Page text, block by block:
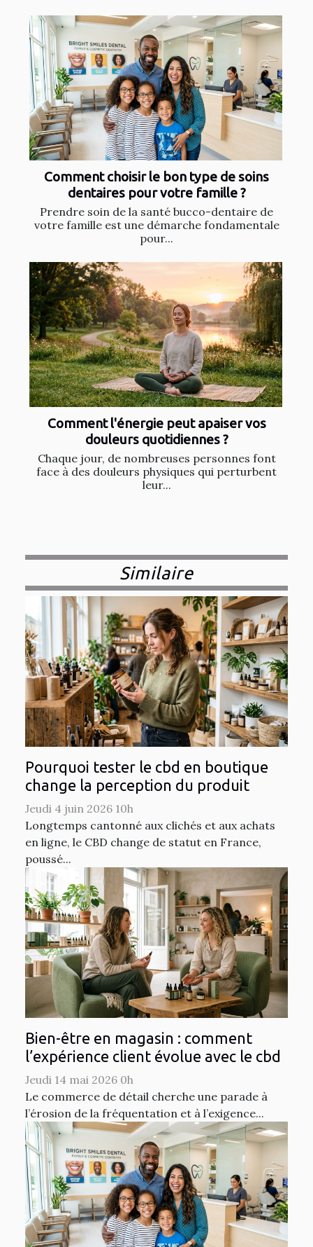
Comment choisir le bon type de soins
dentaires pour votre famille ?
Prendre soin de la santé bucco-dentaire de
votre famille est une démarche fondamentale
pour...
Comment l'énergie peut apaiser vos
douleurs quotidiennes ?
Chaque jour, de nombreuses personnes font
face à des douleurs physiques qui perturbent
leur...
Similaire
Pourquoi tester le cbd en boutique
change la perception du produit
Jeudi 4 juin 2026 10h
Longtemps cantonné aux clichés et aux achats
en ligne, le CBD change de statut en France,
poussé...
Bien-être en magasin : comment
l’expérience client évolue avec le cbd
Jeudi 14 mai 2026 0h
Le commerce de détail cherche une parade à
l’érosion de la fréquentation et à l’exigence...